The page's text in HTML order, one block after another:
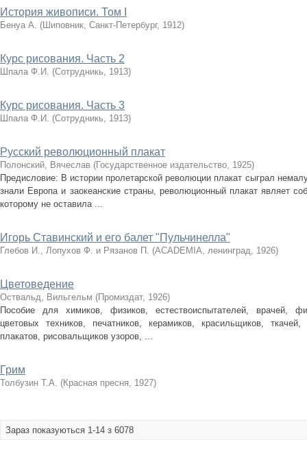
История живописи. Том I
Бенуа А. (Шиповник, Санкт-Петербург, 1912)
Курс рисования. Часть 2
Шпала Ф.И. (Сотрудникь, 1913)
Курс рисования. Часть 3
Шпала Ф.И. (Сотрудникь, 1913)
Русский революционный плакат
Полонский, Вячеслав (Государственное издательство, 1925)
Предисловие: В истории пролетарской революции плакат сыграл
знали Европа и заокеанские страны, революционный плакат являет
которому не оставила ...
Игорь Ставинский и его балет "Пульчинелла"
Глебов И., Лопухов Ф. и Рязанов П. (ACADEMIA, ленинград, 1926)
Цветоведение
Оствальд, Вильгельм (Промиздат, 1926)
Пособие для химиков, физиков, естествоиспытателей, врачей,
цветовых техников, печатников, керамиков, красильщиков,
плакатов, рисовальщиков узоров, ...
Грим
Толбузин Т.А. (Красная пресня, 1927)
Зараз показуються 1-14 з 6078